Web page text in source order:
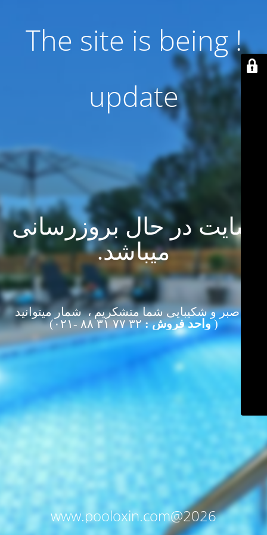
! The site is being
update
سایت در حال بروزرسانی
میباشد.
از صبر و شکیبایی شما متشکریم ، شمار میتوانید
( واحد فروش :۳۲ ۷۷ ۳۱ ۸۸ -۰۲۱)
www.pooloxin.com@2026